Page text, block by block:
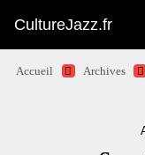
CultureJazz.fr
Accueil Archives